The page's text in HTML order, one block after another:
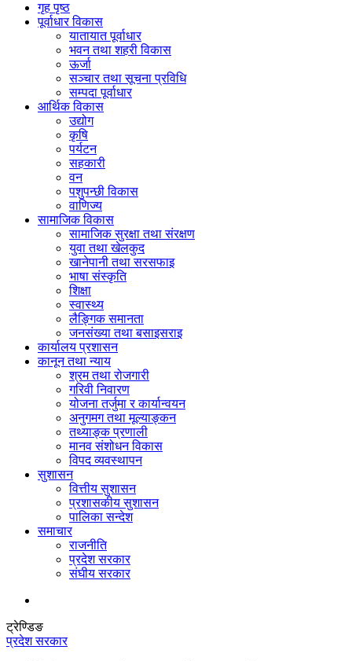
गृह पृष्ठ
पूर्वाधार विकास
यातायात पूर्वाधार
भवन तथा शहरी विकास
ऊर्जा
सञ्चार तथा सूचना प्रविधि
सम्पदा पूर्वाधार
आर्थिक विकास
उद्योग
कृषि
पर्यटन
सहकारी
वन
पशुपन्छी विकास
वाणिज्य
सामाजिक विकास
सामाजिक सुरक्षा तथा संरक्षण
युवा तथा खेलकुद
खानेपानी तथा सरसफाइ
भाषा संस्कृति
शिक्षा
स्वास्थ्य
लैङ्गिक समानता
जनसंख्या तथा बसाइसराइ
कार्यालय प्रशासन
कानून तथा न्याय
श्रम तथा रोजगारी
गरिवी निवारण
योजना तर्जुमा र कार्यान्वयन
अनुगमग तथा मूल्याङ्कन
तथ्याङ्क प्रणाली
मानव संशोधन विकास
विपद व्यवस्थापन
सुशासन
वित्तीय सुशासन
प्रशासकीय सुशासन
पालिका सन्देश
समाचार
राजनीति
प्रदेश सरकार
संघीय सरकार
ट्रेण्डिङ
प्रदेश सरकार